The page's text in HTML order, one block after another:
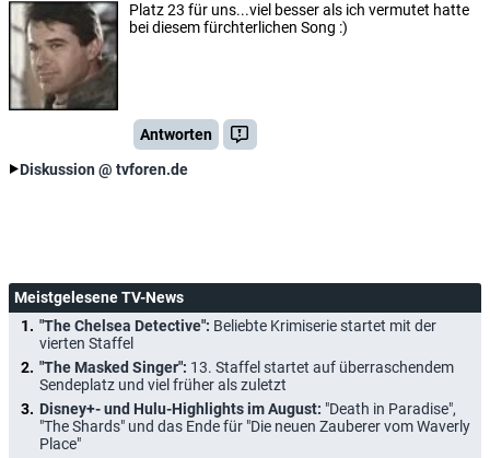
Platz 23 für uns...viel besser als ich vermutet hatte
bei diesem fürchterlichen Song :)
Antworten
Diskussion @ tvforen.de
Meistgelesene TV-News
"The Chelsea Detective": Beliebte Krimiserie startet mit der
vierten Staffel
"The Masked Singer": 13. Staffel startet auf überraschendem
Sendeplatz und viel früher als zuletzt
Disney+- und Hulu-Highlights im August: "Death in Paradise",
"The Shards" und das Ende für "Die neuen Zauberer vom Waverly
Place"